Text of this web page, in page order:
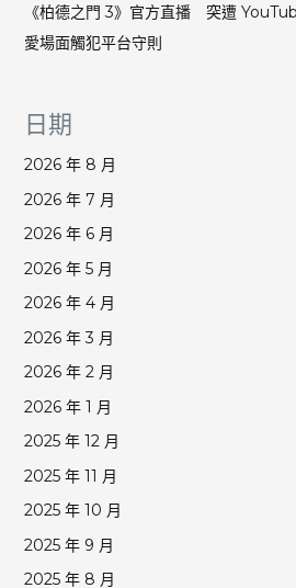
《柏德之門 3》官方直播 突遭
愛場面觸犯平台守則
日期
2026 年 8 月
2026 年 7 月
2026 年 6 月
2026 年 5 月
2026 年 4 月
2026 年 3 月
2026 年 2 月
2026 年 1 月
2025 年 12 月
2025 年 11 月
2025 年 10 月
2025 年 9 月
2025 年 8 月